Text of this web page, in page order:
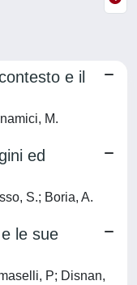
e il
M.
ed
S.; Boria, A.
le sue
P; Disnan,